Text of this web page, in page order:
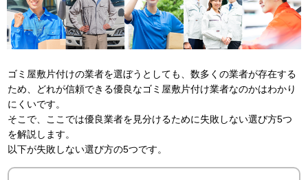
ゴミ屋敷片付けの業者を選ぼうとしても、数多くの業者が存在する
ため、どれが信頼できる優良なゴミ屋敷片付け業者なのかはわかり
にくいです。
そこで、ここでは優良業者を見分けるために失敗しない選び方5つ
を解説します。
以下が失敗しない選び方の5つです。